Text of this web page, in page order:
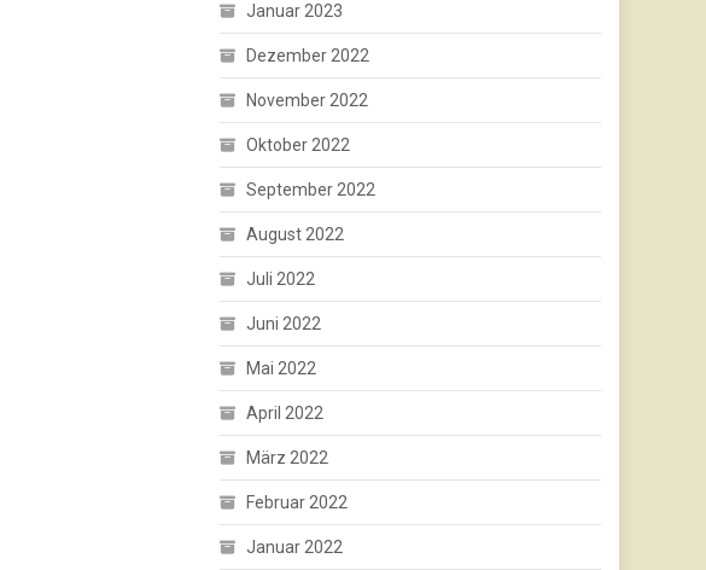
Januar 2023
Dezember 2022
November 2022
Oktober 2022
September 2022
August 2022
Juli 2022
Juni 2022
Mai 2022
April 2022
März 2022
Februar 2022
Januar 2022